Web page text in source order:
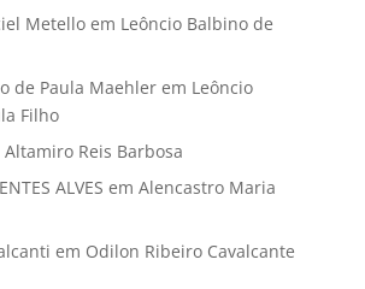
Metelloem Leôncio Balbino de
de Paula Maehlerem Leôncio
Filho
Altamiro Reis Barbosa
ALVES em Alencastro Maria
em Odilon Ribeiro Cavalcante